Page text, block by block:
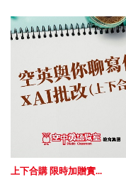
上下合購 限時加贈實...